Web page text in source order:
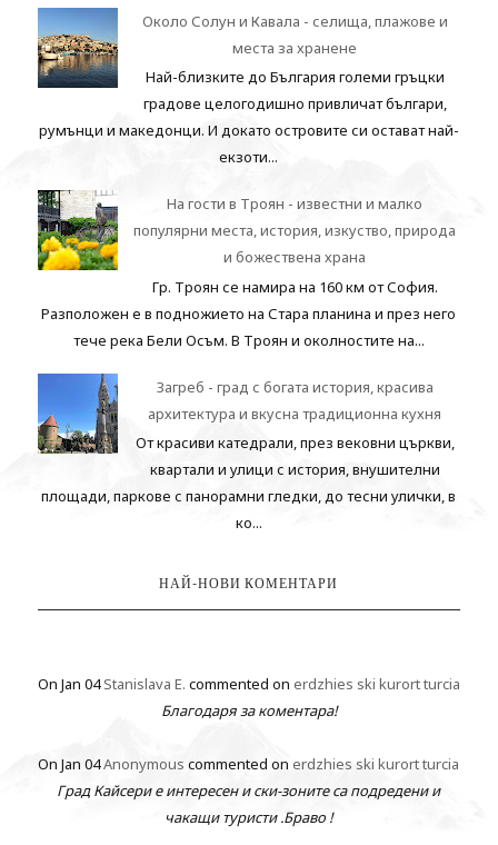
Около Солун и Кавала - селища, плажове и
места за хранене
Най-близките до България големи гръцки
градове целогодишно привличат българи,
румънци и македонци. И докато островите си остават най-
екзоти...
На гости в Троян - известни и малко
популярни места, история, изкуство, природа
и божествена храна
Гр. Троян се намира на 160 км от София.
Разположен е в подножието на Стара планина и през него
тече река Бели Осъм. В Троян и околностите на...
Загреб - град с богата история, красива
архитектура и вкусна традиционна кухня
От красиви катедрали, през вековни църкви,
квартали и улици с история, внушителни
площади, паркове с панорамни гледки, до тесни улички, в
ко...
НАЙ-НОВИ КОМЕНТАРИ
On Jan 04Stanislava E. commented on erdzhies ski kurort turcia
Благодаря за коментара!
On Jan 04Anonymous commented onerdzhies ski kurort turcia
Град Кайсери е интересен и ски-зоните са подредени и
чакащи туристи .Браво !